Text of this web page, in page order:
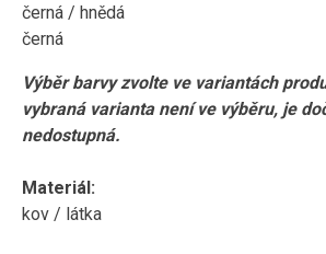
černá / hnědá
černá
Výběr barvy zvolte ve variantách
vybraná varianta není ve výběru, je
nedostupná.
Materiál:
kov / látka